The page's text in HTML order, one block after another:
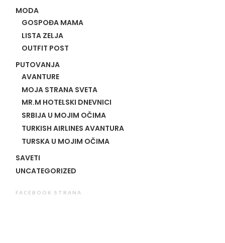
MODA
GOSPOĐA MAMA
LISTA ZELJA
OUTFIT POST
PUTOVANJA
AVANTURE
MOJA STRANA SVETA
MR.M HOTELSKI DNEVNICI
SRBIJA U MOJIM OČIMA
TURKISH AIRLINES AVANTURA
TURSKA U MOJIM OČIMA
SAVETI
UNCATEGORIZED
FACEBOOK STRANA